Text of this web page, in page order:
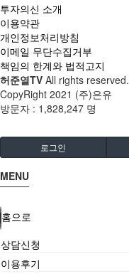
투자의신 소개
이용약관
개인정보처리방침
이메일 무단수집거부
책임의 한계와 법적고지
허준열TV All rights reserved.
CopyRight 2021 (주)은유
방문자 : 1,828,247 명
로그인
MENU
홈으로
상담신청
이용후기